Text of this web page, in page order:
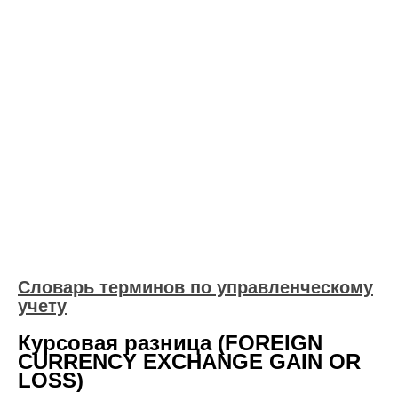
Словарь терминов по управленческому
учету
Курсовая разница (FOREIGN
CURRENCY EXCHANGE GAIN OR
LOSS)